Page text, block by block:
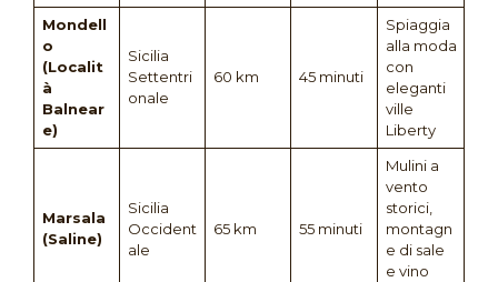
Mondell
o
(Localit
à
Balnear
e)
Sicilia
Settentri
onale
60 km 45 minuti
Spiaggia
alla moda
con
eleganti
ville
Liberty
Marsala
(Saline)
Sicilia
Occident
ale
65 km 55 minuti
Mulini a
vento
storici,
montagn
e di sale
e vino